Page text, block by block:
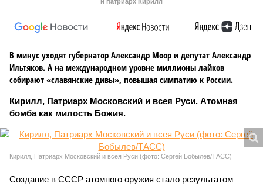
В минус уходят губернатор Александр Моор и депутат Александр
Ильтяков. А на международном уровне миллионы лайков
собирают «славянские дивы», повышая симпатию к России.
Кирилл, Патриарх Московский и всея Руси. Атомная
бомба как милость Божия.
Кирилл, Патриарх Московский и всея Руси (фото: Сергей Бобылев/ТАСС)
Создание в СССР атомного оружия стало результатом